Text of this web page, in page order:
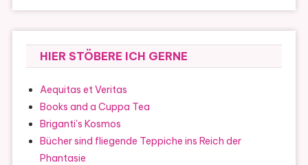
HIER STÖBERE ICH GERNE
Aequitas et Veritas
Books and a Cuppa Tea
Briganti's Kosmos
Bücher sind fliegende Teppiche ins Reich der
Phantasie